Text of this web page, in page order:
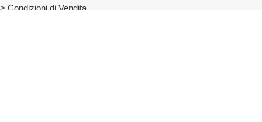
> Condizioni di Vendita